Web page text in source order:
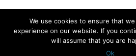
Mit Stolz präsentiert von WordPress
We use cookies to ensure that
experience on our website. If you
will assume that you are
Ok